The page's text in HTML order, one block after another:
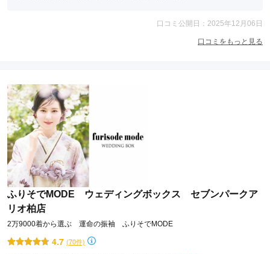
口コミ公開日：2025年12月06日
口コミをもっと見る
ふりそでMODE ウェディングボックス セブンパークア
リオ柏店
2万9000着から選ぶ 運命の振袖 ふりそでMODE
4.7 (70件)